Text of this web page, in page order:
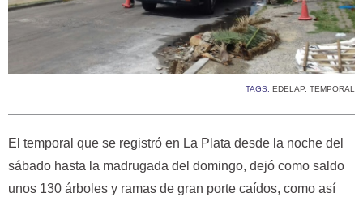
TAGS: EDELAP, TEMPORAL
El temporal que se registró en La Plata desde la noche del
sábado hasta la madrugada del domingo, dejó como saldo
unos 130 árboles y ramas de gran porte caídos, como así